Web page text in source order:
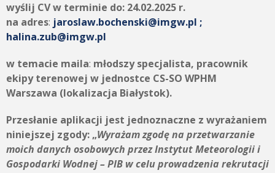
wyślij CV w terminie do: 24.02.2025 r.
na adres: jaroslaw.bochenski@imgw.pl ;
halina.zub@imgw.pl
w temacie maila: młodszy specjalista, pracownik
ekipy terenowej w jednostce CS-SO WPHM
Warszawa (lokalizacja Białystok).
Przesłanie aplikacji jest jednoznaczne z wyrażaniem
niniejszej zgody: „Wyrażam zgodę na przetwarzanie
moich danych osobowych przezInstytut Meteorologii i
Gospodarki Wodnej – PIB w celu prowadzenia rekrutacji